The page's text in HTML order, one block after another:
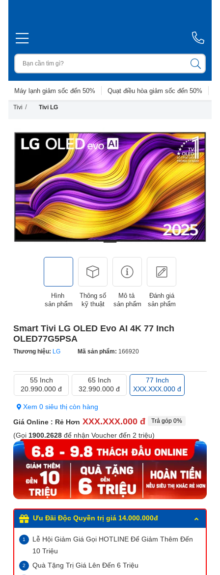
Máy lạnh giảm sốc đến 50% Quạt điều hòa giảm sốc đến 50%
Tivi / Tivi LG
Hình
sản phẩm
Thông số
kỹ thuật
Mô tả
sản phẩm
Đánh giá
sản phẩm
Smart Tivi LG OLED Evo AI 4K 77 Inch
OLED77G5PSA
Thương hiệu: LG Mã sản phẩm: 166920
55 Inch
20.990.000 đ
65 Inch
32.990.000 đ
77 Inch
XXX.XXX.000 đ
Xem 0 siêu thị còn hàng
Giá Online : Rẻ Hơn XXX.XXX.000 đ Trả góp 0%
(Gọi 1900.2628 để nhận Voucher đến 2 triệu)
Ưu Đãi Độc Quyền trị giá 14.000.000đ
Lễ Hội Giảm Giá Gọi HOTLINE Để Giảm Thêm Đến
10 Triệu
Quà Tặng Trị Giá Lên Đến 6 Triệu